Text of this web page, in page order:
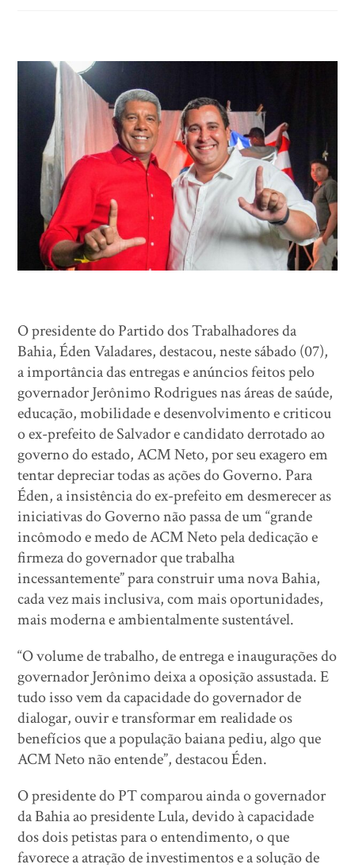
O presidente do Partido dos Trabalhadores da
Bahia, Éden Valadares, destacou, neste sábado (07),
a importância das entregas e anúncios feitos pelo
governador Jerônimo Rodrigues nas áreas de saúde,
educação, mobilidade e desenvolvimento e criticou
o ex-prefeito de Salvador e candidato derrotado ao
governo do estado, ACM Neto, por seu exagero em
tentar depreciar todas as ações do Governo. Para
Éden, a insistência do ex-prefeito em desmerecer as
iniciativas do Governo não passa de um “grande
incômodo e medo de ACM Neto pela dedicação e
firmeza do governador que trabalha
incessantemente” para construir uma nova Bahia,
cada vez mais inclusiva, com mais oportunidades,
mais moderna e ambientalmente sustentável.
“O volume de trabalho, de entrega e inaugurações do
governador Jerônimo deixa a oposição assustada. E
tudo isso vem da capacidade do governador de
dialogar, ouvir e transformar em realidade os
benefícios que a população baiana pediu, algo que
ACM Neto não entende”, destacou Éden.
O presidente do PT comparou ainda o governador
da Bahia ao presidente Lula, devido à capacidade
dos dois petistas para o entendimento, o que
favorece a atração de investimentos e a solução de